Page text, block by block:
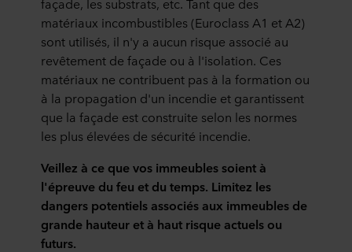
matériaux incombustibles (Euroclass A1 et A2)
sont utilisés, il n'y a aucun risque associé au
revêtement de façade ou à l'isolation. Ces
matériaux ne contribuent pas à la formation ou
à la propagation d'un incendie et garantissent
que la façade est construite selon les normes
les plus élevées de sécurité incendie.
Veillez à ce que vos immeubles soient à
l'épreuve du feu et du temps. Limitez les
dangers potentiels associés aux immeubles de
grande hauteur et à haut risque actuels ou
futurs.